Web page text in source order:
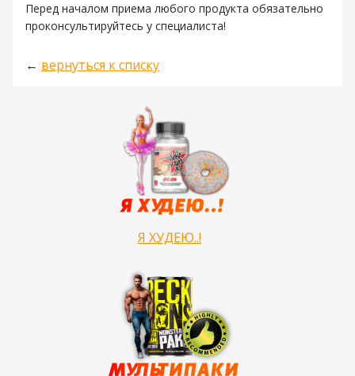
Перед началом приема любого продукта обязательно
проконсультируйтесь у специалиста!
← вернуться к списку
Я ХУДЕЮ..!